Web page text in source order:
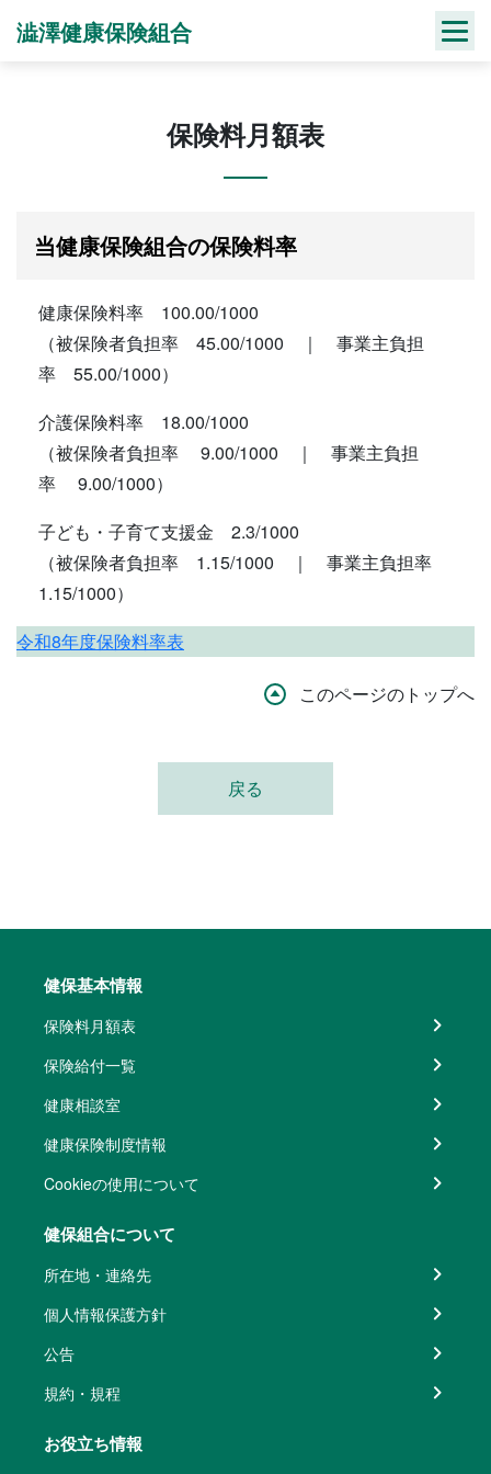
澁澤健康保険組合
保険料月額表
当健康保険組合の保険料率
健康保険料率 100.00/1000
（被保険者負担率 45.00/1000 ｜ 事業主負担
率 55.00/1000）
介護保険料率 18.00/1000
（被保険者負担率 9.00/1000 ｜ 事業主負担
率 9.00/1000）
子ども・子育て支援金 2.3/1000
（被保険者負担率 1.15/1000 ｜ 事業主負担率
1.15/1000）
令和8年度保険料率表
このページのトップへ
戻る
健保基本情報
保険料月額表
保険給付一覧
健康相談室
健康保険制度情報
Cookieの使用について
健保組合について
所在地・連絡先
個人情報保護方針
公告
規約・規程
お役立ち情報